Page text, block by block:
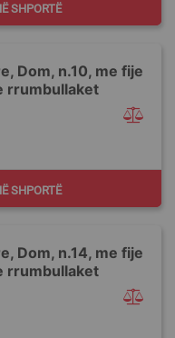
SHPORTË
Dom, n.10, me fije
rrumbullaket
SHPORTË
Dom, n.14, me fije
rrumbullaket